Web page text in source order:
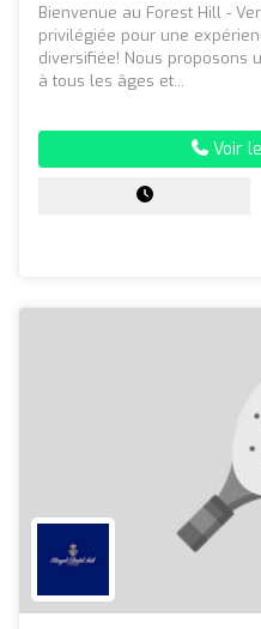
Bienvenue au Forest Hill -
privilégiée pour une
diversifiée! Nous proposons
à tous les âges et...
Voir